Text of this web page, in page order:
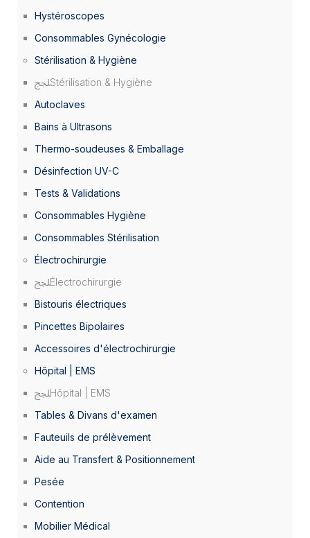
Hystéroscopes
Consommables Gynécologie
Stérilisation & Hygiène
Stérilisation & Hygiène
Autoclaves
Bains à Ultrasons
Thermo-soudeuses & Emballage
Désinfection UV-C
Tests & Validations
Consommables Hygiène
Consommables Stérilisation
Électrochirurgie
Électrochirurgie
Bistouris électriques
Pincettes Bipolaires
Accessoires d'électrochirurgie
Hôpital | EMS
Hôpital | EMS
Tables & Divans d'examen
Fauteuils de prélèvement
Aide au Transfert & Positionnement
Pesée
Contention
Mobilier Médical